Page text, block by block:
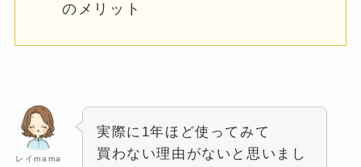
のメリット
レイmama
実際に1年ほど使ってみて
買わない理由がないと思いまし